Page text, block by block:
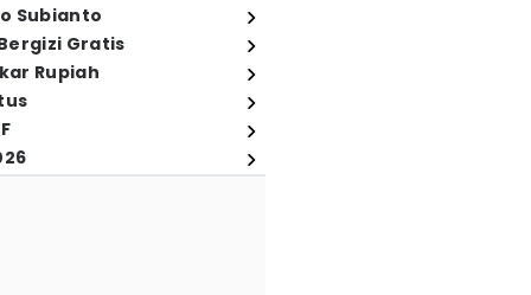
Subianto
Gratis
Rupiah